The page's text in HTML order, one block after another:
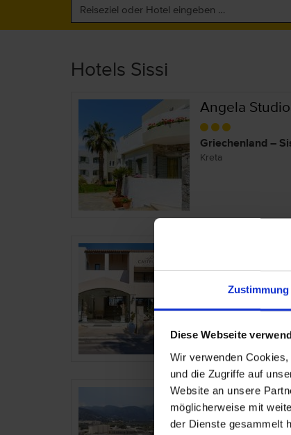
Zustimmung
Diese Webseite
Wir verwenden
und die Zugriffe auf
Website an unsere
möglicherweise mit
der Dienste gesammelt
Hotels Sissi
Angela
Griechenland –
Kreta
Griechenland –
Kalimera Kriti
Resort